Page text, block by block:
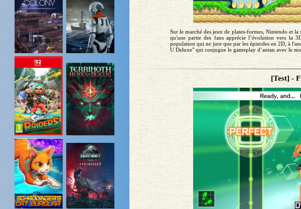
Sur le marché des jeux de plates-formes, Nintendo et
qu'une partie des fans apprécie l’évolution vers la
population qui ne jure que par les épisodes en 2D, à
U Deluxe" qui conjugue le gameplay d’antan avec le
[Test] -